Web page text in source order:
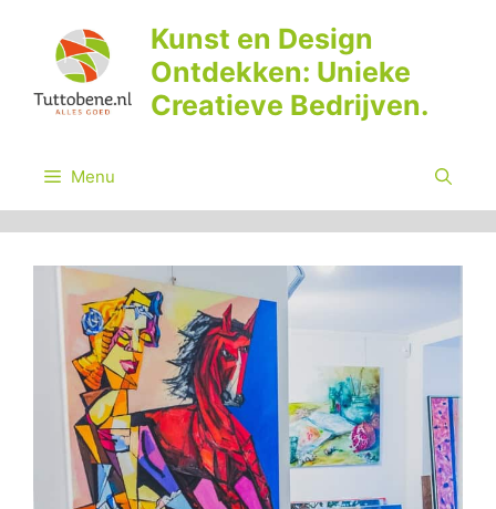
inhoud
Kunst en Design
Ontdekken: Unieke
Creatieve Bedrijven.
Menu